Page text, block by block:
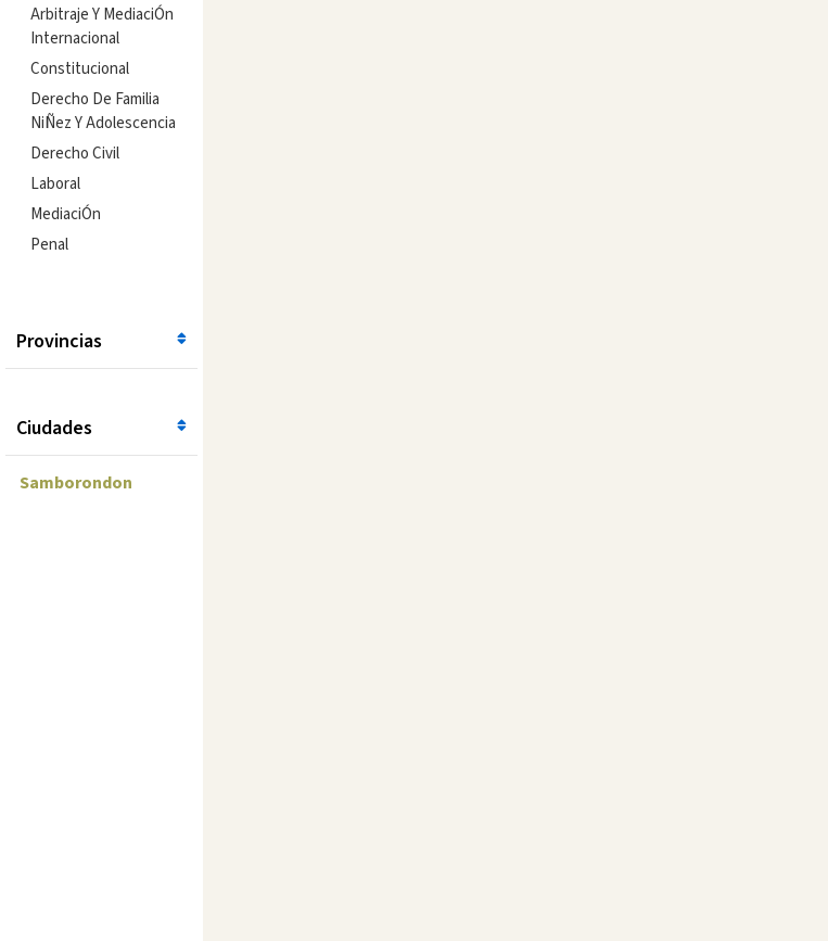
Arbitraje Y MediaciÓn
Internacional
Constitucional
Derecho De Familia
NiÑez Y Adolescencia
Derecho Civil
Laboral
MediaciÓn
Penal
Provincias
Ciudades
Samborondon